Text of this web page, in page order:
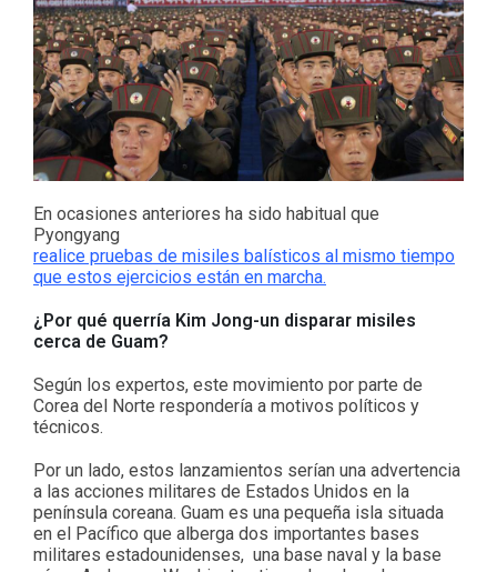
En ocasiones anteriores ha sido habitual que
Pyongyang
realice pruebas de misiles balísticos al mismo tiempo
que estos ejercicios están en marcha.
¿Por qué querría Kim Jong-un disparar misiles
cerca de Guam?
Según los expertos, este movimiento por parte de
Corea del Norte respondería a motivos políticos y
técnicos.
Por un lado, estos lanzamientos serían una advertencia
a las acciones militares de Estados Unidos en la
península coreana. Guam es una pequeña isla situada
en el Pacífico que alberga dos importantes bases
militares estadounidenses, una base naval y la base